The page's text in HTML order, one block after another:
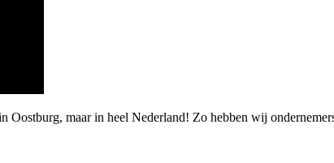
Oostburg, maar in heel Nederland! Zo hebben wij